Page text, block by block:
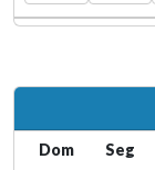
Dom Seg